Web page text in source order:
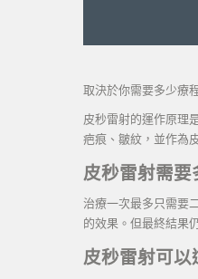
取決於你需要多少療
皮秒雷射的運作原理
疤痕、皺紋，並作為
皮秒雷射需要
治療一次最多只需要
的效果。但最終結果
皮秒雷射可以